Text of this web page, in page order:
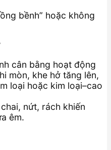
bềnh” hoặc không
cân bằng hoạt động
mòn, khe hở tăng lên,
loại hoặc kim loại–cao
nứt, rách khiến
êm.